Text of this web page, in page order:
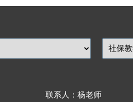
联系人：杨老师